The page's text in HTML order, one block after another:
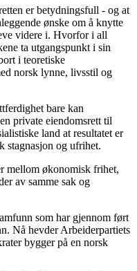
er betydningsfull - og at
ønske om å knytte
videre i. Hvorfor i all
ta utgangspunkt i sin
i teoretiske
norsk lynne, livsstil og
bare kan
private eiendomsrett til
land at resultatet er
stagnasjon og ufrihet.
mellom økonomisk frihet,
av samme sak og
som har gjennom ført
Nå hevder Arbeiderpartiets
bygger på en norsk